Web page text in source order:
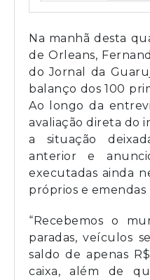
Na manhã desta
de Orleans,
do Jornal da
balanço dos 100
Ao longo da
avaliação direta do
a situação
anterior e
executadas ainda
próprios e
“Recebemos o
paradas, veículos
saldo de apenas
caixa, além de